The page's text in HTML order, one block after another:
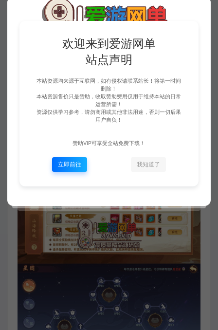
欢迎来到爱游网单
站点声明
本站资源均来源于互联网，如有侵权请联系站长！将第一时间
删除！
本站资源售价只是赞助，收取赞助费用仅用于维持本站的日常
运营所需！
资源仅供学习参考，请勿商用或其他非法用途，否则一切后果
用户自负！
赞助VIP可享受全站免费下载！
立即前往 我知道了